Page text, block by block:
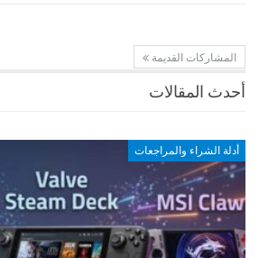
المشاركات القديمة
أحدث المقالات
أدلة الشراء والمراجعات